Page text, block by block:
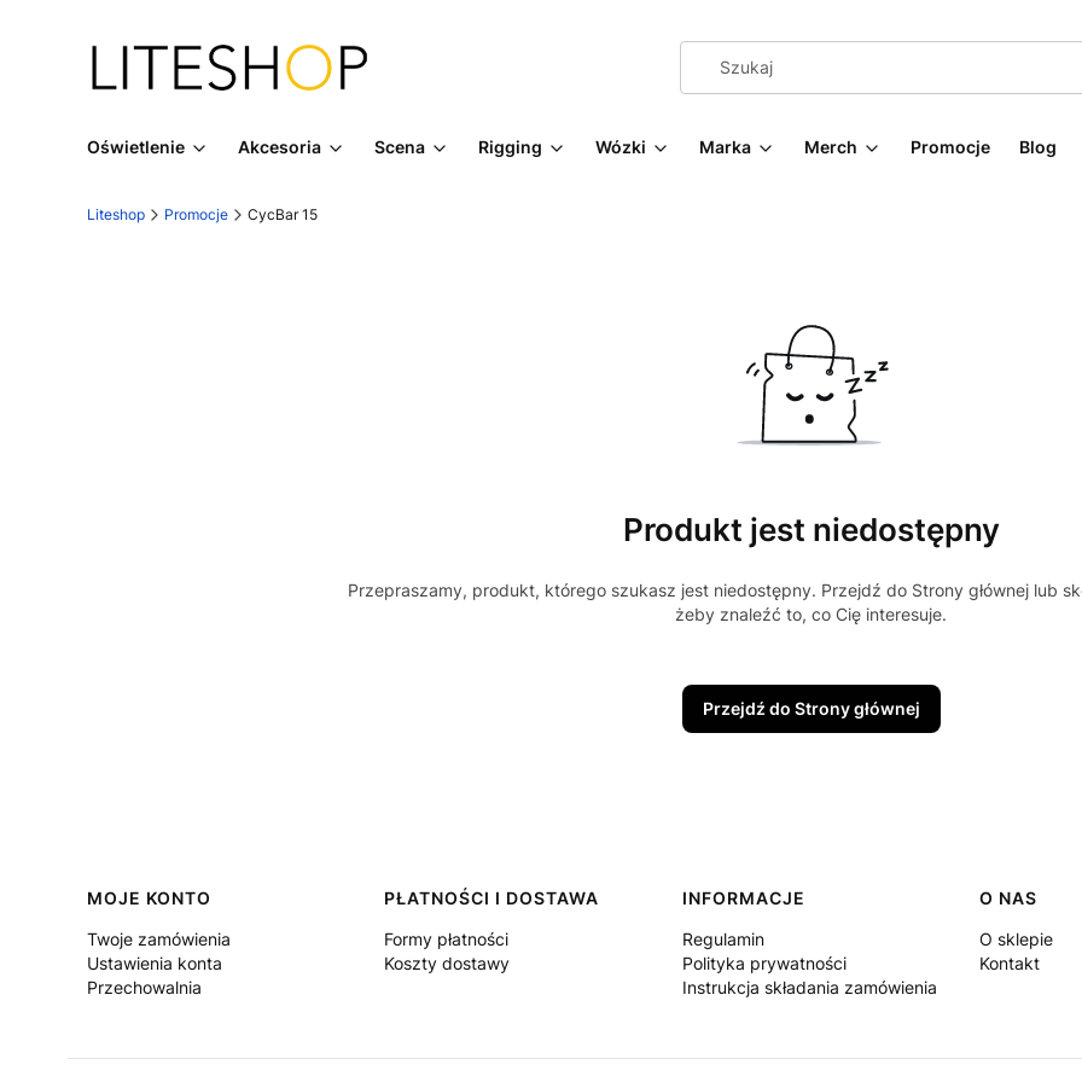
Oświetlenie Akcesoria Scena Rigging Wózki Marka Merch Promocje Blog
Liteshop Promocje CycBar 15
Produkt jest niedostępny
Przepraszamy, produkt, którego szukasz jest niedostępny. Przejdź do Strony głównej lub
żeby znaleźć to, co Cię interesuje.
Przejdź do Strony głównej
Linki w stopce
MOJE KONTO
Twoje zamówienia
Ustawienia konta
Przechowalnia
PŁATNOŚCI I DOSTAWA
Formy płatności
Koszty dostawy
INFORMACJE
Regulamin
Polityka prywatności
Instrukcja składania zamówienia
O NAS
O sklepie
Kontakt